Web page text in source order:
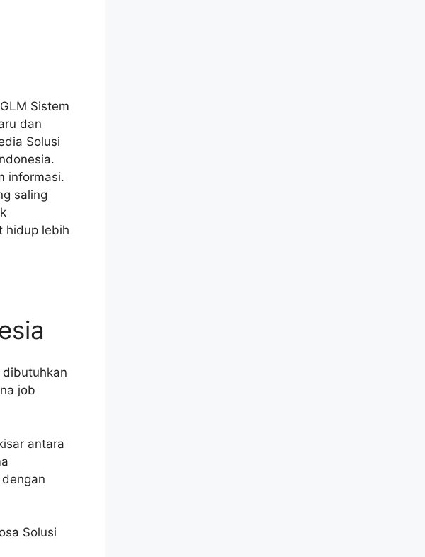
Sistem
dan
Solusi
informasi.
saling
hidup lebih
job
antara
Solusi